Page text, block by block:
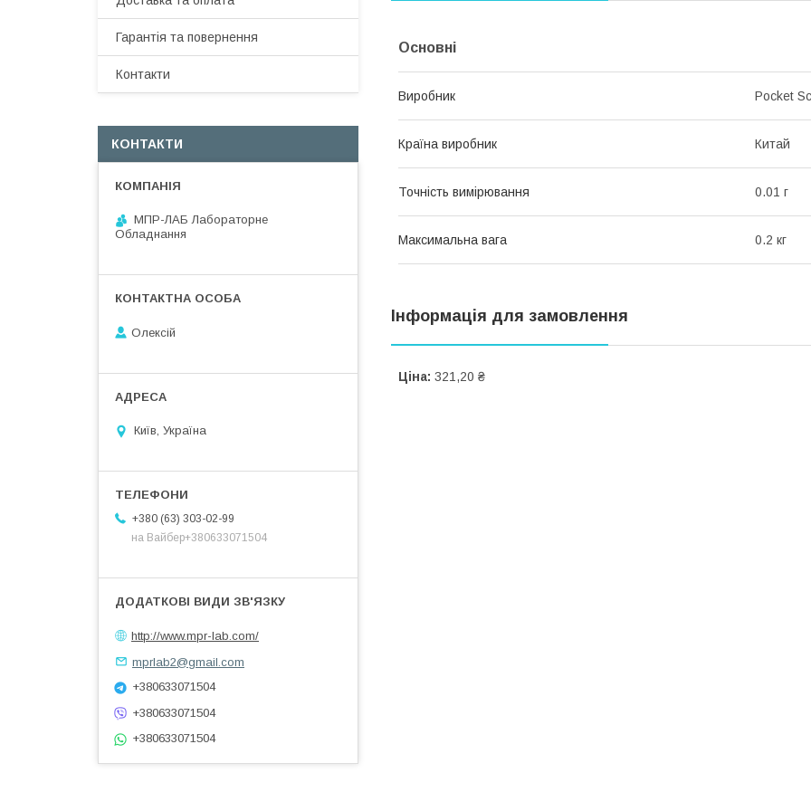
Основні
Виробник Pocket
Країна виробник Китай
Точність вимірювання 0.01 г
Максимальна вага 0.2 кг
Інформація для замовлення
Ціна: 321,20 ₴
Гарантія та повернення
Контакти
КОНТАКТИ
МПР-ЛАБ Лабораторне
Обладнання
Олексій
Київ, Україна
+380 (63) 303-02-99
на Вайбер+380633071504
http://www.mpr-lab.com/
mprlab2@gmail.com
+380633071504
+380633071504
+380633071504